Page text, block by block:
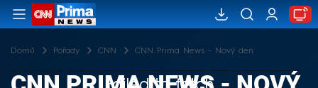
Domů Pořady CNN CNN Prima News - Nový den